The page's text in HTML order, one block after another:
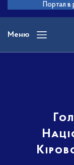
основного
вмісту
Портал в
Меню